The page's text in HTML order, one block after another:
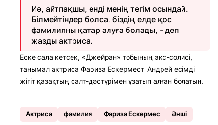
Иә, айтпақшы, енді менің тегім осындай.
Білмейтіндер болса, біздің елде қос
фамилияны қатар алуға болады, - деп
жазды актриса.
Еске сала кетсек, «Джейран» тобының экс-солисі,
танымал актриса Фариза Ескерместі Андрей есімді
жігіт қазақтың салт-дәстүрімен ұзатып алған болатын.
Актриса фамилия Фариза Ескермес Әнші